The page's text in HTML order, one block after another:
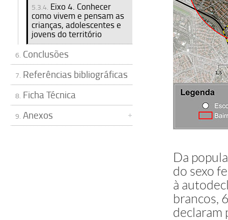
5.3.4. Eixo 4. Conhecer
como vivem e pensam as
crianças, adolescentes e
jovens do território
6. Conclusões
7. Referências bibliográficas
8. Ficha Técnica
9. Anexos
Da
do sexo
à
brancos,
declaram